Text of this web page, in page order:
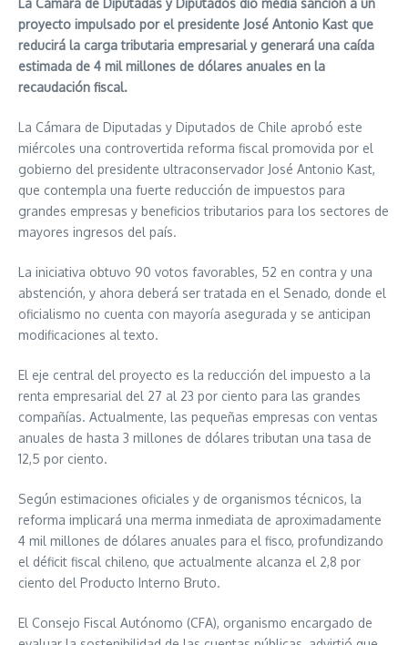
La Cámara de Diputadas y Diputados dio media sanción a un
proyecto impulsado por el presidente José Antonio Kast que
reducirá la carga tributaria empresarial y generará una caída
estimada de 4 mil millones de dólares anuales en la
recaudación fiscal.
La Cámara de Diputadas y Diputados de Chile aprobó este
miércoles una controvertida reforma fiscal promovida por el
gobierno del presidente ultraconservador José Antonio Kast,
que contempla una fuerte reducción de impuestos para
grandes empresas y beneficios tributarios para los sectores de
mayores ingresos del país.
La iniciativa obtuvo 90 votos favorables, 52 en contra y una
abstención, y ahora deberá ser tratada en el Senado, donde el
oficialismo no cuenta con mayoría asegurada y se anticipan
modificaciones al texto.
El eje central del proyecto es la reducción del impuesto a la
renta empresarial del 27 al 23 por ciento para las grandes
compañías. Actualmente, las pequeñas empresas con ventas
anuales de hasta 3 millones de dólares tributan una tasa de
12,5 por ciento.
Según estimaciones oficiales y de organismos técnicos, la
reforma implicará una merma inmediata de aproximadamente
4 mil millones de dólares anuales para el fisco, profundizando
el déficit fiscal chileno, que actualmente alcanza el 2,8 por
ciento del Producto Interno Bruto.
El Consejo Fiscal Autónomo (CFA), organismo encargado de